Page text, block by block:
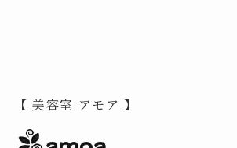
【 美容室 アモア 】